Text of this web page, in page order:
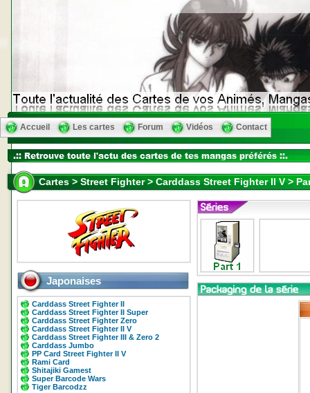
Accueil Les cartes Forum Vidéos Contact
Cartes > Street Fighter > Carddass Street Fighter II V >
Japonaises
Carddass Street Fighter II
Carddass Street Fighter II Super
Carddass Street Fighter Zero
Carddass Street Fighter II V
Carddass Street Fighter III & Zero 2
Carddass Jumbo
PP Card Street Fighter II V
Rami Card
Shitajiki Gamest
Super Barcode Wars
Tiger Barcodzz